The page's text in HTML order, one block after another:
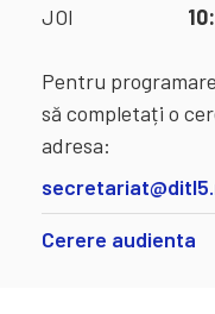
JOI
Pentru
să completați o
adresa:
Cerere audienta